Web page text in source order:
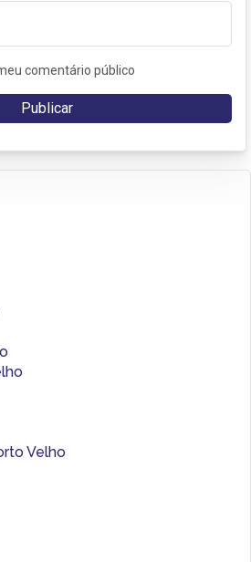
comentário público
Velho